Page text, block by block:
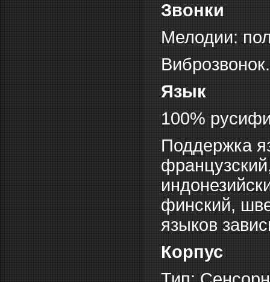
Звонки
Мелодии:
Виброзвонок.
Язык
100%
Поддержка
финский,
языков
Корпус